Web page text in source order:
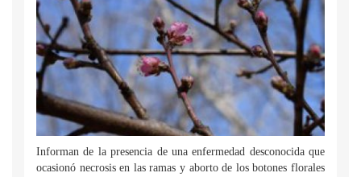
Informan de la presencia de una enfermedad desconocida que
ocasionó necrosis en las ramas y aborto de los botones florales